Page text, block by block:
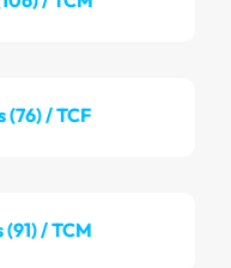
/ TCF
/ TCM